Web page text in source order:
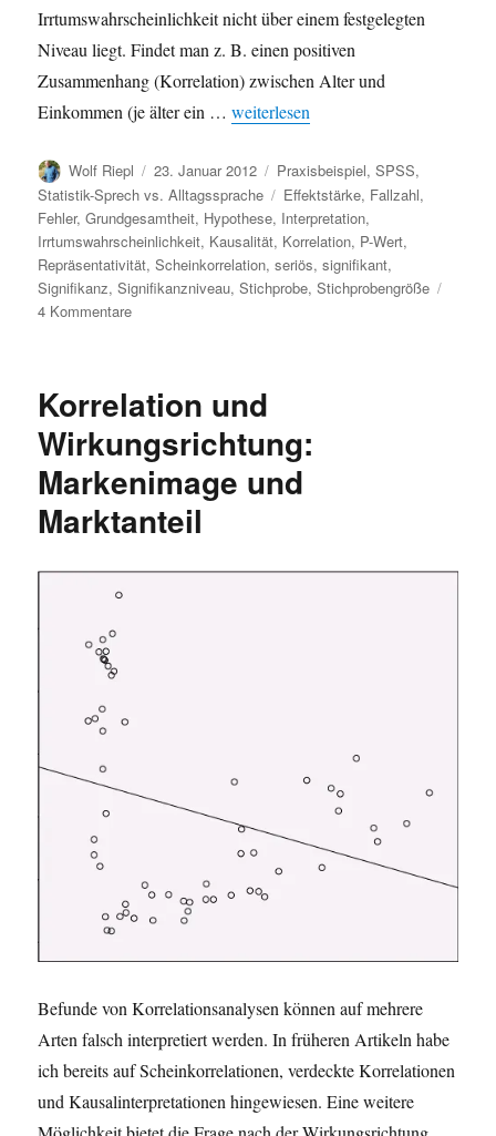
Irrtumswahrscheinlichkeit nicht über einem festgelegten
Niveau liegt. Findet man z. B. einen positiven
Zusammenhang (Korrelation) zwischen Alter und
Einkommen (je älter ein …„Signifikanz“
weiterlesen
Autor
Wolf Riepl
Veröffentlicht
am
23. Januar 2012 Kategorien
Praxisbeispiel,SPSS,
Statistik-Sprech vs. Alltagssprache
Schlagwörter
Effektstärke, Fallzahl,
Fehler,Grundgesamtheit, Hypothese, Interpretation,
Irrtumswahrscheinlichkeit, Kausalität, Korrelation, P-Wert,
Repräsentativität,Scheinkorrelation,seriös,signifikant,
Signifikanz,Signifikanzniveau,Stichprobe,Stichprobengröße
4 Kommentarezu
Korrelation und
Wirkungsrichtung:
Markenimage und
Marktanteil
Befunde von Korrelationsanalysen können auf mehrere
Arten falsch interpretiert werden. In früheren Artikeln habe
ich bereits auf Scheinkorrelationen, verdeckte Korrelationen
und Kausalinterpretationen hingewiesen. Eine weitere